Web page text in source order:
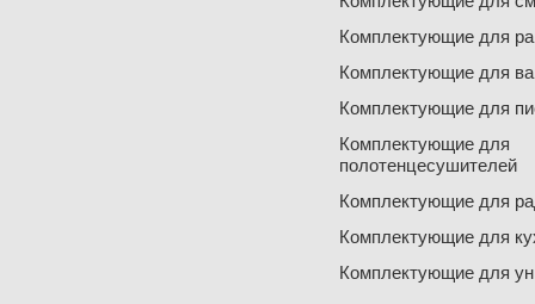
Комплектующие для
Комплектующие для
Комплектующие для
Комплектующие для
полотенцесушителей
Комплектующие для
Комплектующие для
Комплектующие для